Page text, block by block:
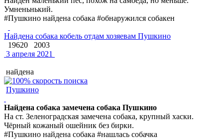
Умненьнький.
#Пушкино найдена собака #обнаружился собакен
Найдена собака кобель отдам хозяевам Пушкино
19620
2003
3 апреля 2021
найдена
Пушкино
Найдена собака замечена собака Пушкино
На ст. Зеленоградская замечена собака, крупный хаски.
Чёрный кожаный ошейник без бирки.
#Пушкино найдена собака #нашлась собачка